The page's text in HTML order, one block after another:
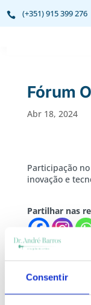
Consentir
 (+351) 915 399 276
Fórum
Abr 18, 2024
Participação
inovação e
Partilhar nas